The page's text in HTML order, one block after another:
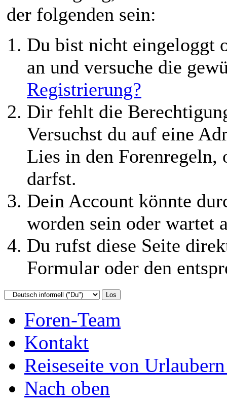
der folgenden sein:
Du bist nicht eingeloggt
an und versuche die
Registrierung?
Dir fehlt die
Versuchst du auf eine
Lies in den Forenregeln,
darfst.
Dein Account könnte
worden sein oder wartet
Du rufst diese Seite
Formular oder den
Foren-Team
Kontakt
Reiseseite von
Nach oben